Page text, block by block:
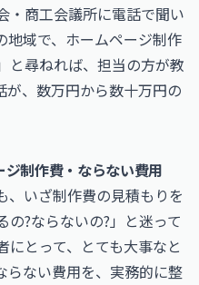
・商工会議所に電話で聞い
地域で、ホームページ制作
と尋ねれば、担当の方が教
が、数万円から数十万円の
制作費・ならない費用
、いざ制作費の見積もりを
?ならないの?」と迷って
にとって、とても大事なと
らない費用を、実務的に整